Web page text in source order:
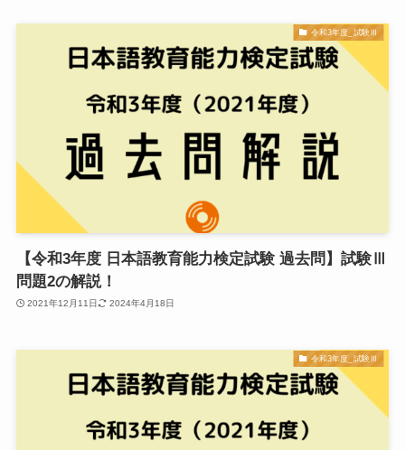
令和3年度_試験Ⅲ
【令和3年度 日本語教育能力検定試験 過去問】試験Ⅲ
問題2の解説！
2021年12月11日 2024年4月18日
令和3年度_試験Ⅲ